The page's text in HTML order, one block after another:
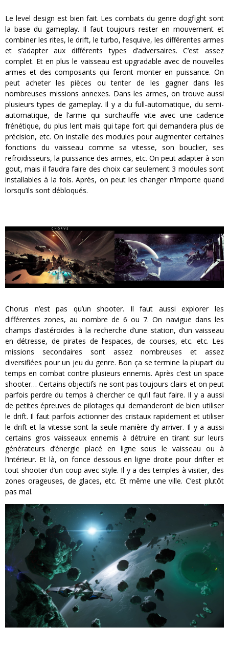
Le level design est bien fait. Les combats du genre dogfight sont
la base du gameplay. Il faut toujours rester en mouvement et
combiner les rites, le drift, le turbo, l’esquive, les différentes armes
et s’adapter aux différents types d’adversaires. C’est assez
complet. Et en plus le vaisseau est upgradable avec de nouvelles
armes et des composants qui feront monter en puissance. On
peut acheter les pièces ou tenter de les gagner dans les
nombreuses missions annexes. Dans les armes, on trouve aussi
plusieurs types de gameplay. Il y a du full-automatique, du semi-
automatique, de l’arme qui surchauffe vite avec une cadence
frénétique, du plus lent mais qui tape fort qui demandera plus de
précision, etc. On installe des modules pour augmenter certaines
fonctions du vaisseau comme sa vitesse, son bouclier, ses
refroidisseurs, la puissance des armes, etc. On peut adapter à son
gout, mais il faudra faire des choix car seulement 3 modules sont
installables à la fois. Après, on peut les changer n’importe quand
lorsqu’ils sont débloqués.
Chorus n’est pas qu’un shooter. Il faut aussi explorer les
différentes zones, au nombre de 6 ou 7. On navigue dans les
champs d’astéroïdes à la recherche d’une station, d’un vaisseau
en détresse, de pirates de l’espaces, de courses, etc. etc. Les
missions secondaires sont assez nombreuses et assez
diversifiées pour un jeu du genre. Bon ça se termine la plupart du
temps en combat contre plusieurs ennemis. Après c’est un space
shooter… Certains objectifs ne sont pas toujours clairs et on peut
parfois perdre du temps à chercher ce qu’il faut faire. Il y a aussi
de petites épreuves de pilotages qui demanderont de bien utiliser
le drift. Il faut parfois actionner des cristaux rapidement et utiliser
le drift et la vitesse sont la seule manière d’y arriver. Il y a aussi
certains gros vaisseaux ennemis à détruire en tirant sur leurs
générateurs d’énergie placé en ligne sous le vaisseau ou à
l’intérieur. Et là, on fonce dessous en ligne droite pour drifter et
tout shooter d’un coup avec style. Il y a des temples à visiter, des
zones orageuses, de glaces, etc. Et même une ville. C’est plutôt
pas mal.